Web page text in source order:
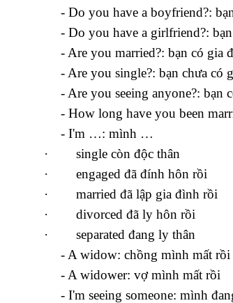
- Do you have a boyfriend?:
- Do you have a girlfriend?:
- Are you married?: bạn có gia
- Are you single?: bạn chưa có
- Are you seeing anyone?: bạn
- How long have you been
- I'm …: mình …
· single còn độc thân
· engaged đã đính hôn rồi
· married đã lập gia đình rồi
· divorced đã ly hôn rồi
· separated đang ly thân
- A widow: chồng mình mất rồi
- A widower: vợ mình mất rồi
- I'm seeing someone: mình